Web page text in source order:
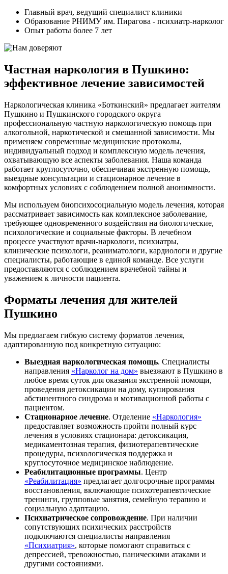
Главный врач, ведущий специалист клиники
Образование РНИМУ им. Пирагова - психиатр-нарколог
Опыт работы более 7 лет
Частная наркология в Пушкино:
эффективное лечение зависимостей
Наркологическая клиника «Боткинский» предлагает жителям
Пушкино и Пушкинского городского округа
профессиональную частную наркологическую помощь при
алкогольной, наркотической и смешанной зависимости. Мы
применяем современные медицинские протоколы,
индивидуальный подход и комплексную модель лечения,
охватывающую все аспекты заболевания. Наша команда
работает круглосуточно, обеспечивая экстренную помощь,
выездные консультации и стационарное лечение в
комфортных условиях с соблюдением полной анонимности.
Мы используем биопсихосоциальную модель лечения, которая
рассматривает зависимость как комплексное заболевание,
требующее одновременного воздействия на биологические,
психологические и социальные факторы. В лечебном
процессе участвуют врачи-наркологи, психиатры,
клинические психологи, реаниматологи, кардиологи и другие
специалисты, работающие в единой команде. Все услуги
предоставляются с соблюдением врачебной тайны и
уважением к личности пациента.
Форматы лечения для жителей
Пушкино
Мы предлагаем гибкую систему форматов лечения,
адаптированную под конкретную ситуацию:
Выездная наркологическая помощь. Специалисты
направления «Нарколог на дом» выезжают в Пушкино в
любое время суток для оказания экстренной помощи,
проведения детоксикации на дому, купирования
абстинентного синдрома и мотивационной работы с
пациентом.
Стационарное лечение. Отделение «Наркология»
предоставляет возможность пройти полный курс
лечения в условиях стационара: детоксикация,
медикаментозная терапия, физиотерапевтические
процедуры, психологическая поддержка и
круглосуточное медицинское наблюдение.
Реабилитационные программы. Центр
«Реабилитация» предлагает долгосрочные программы
восстановления, включающие психотерапевтические
тренинги, групповые занятия, семейную терапию и
социальную адаптацию.
Психиатрическое сопровождение. При наличии
сопутствующих психических расстройств
подключаются специалисты направления
«Психиатрия», которые помогают справиться с
депрессией, тревожностью, паническими атаками и
другими состояниями.